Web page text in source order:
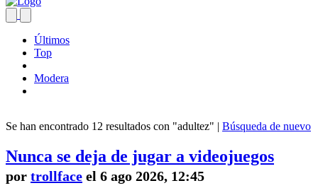
Últimos
Top
Modera
Se han encontrado 12 resultados con "adultez" | Búsqueda de nuevo
Nunca se deja de jugar a videojuegos
por trollface el 6 ago 2026, 12:45